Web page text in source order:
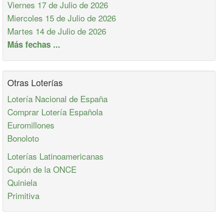
Viernes 17 de Julio de 2026
Miercoles 15 de Julio de 2026
Martes 14 de Julio de 2026
Más fechas ...
Otras Loterías
Lotería Nacional de España
Comprar Lotería Española
Euromillones
Bonoloto
Loterías Latinoamericanas
Cupón de la ONCE
Quiniela
Primitiva